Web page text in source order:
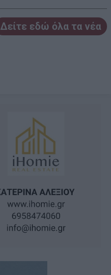
Δείτε εδώ όλα τα νέα